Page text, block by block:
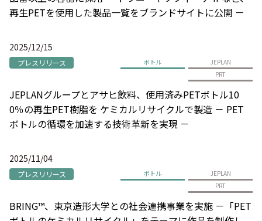
再生PETを使用した製品一覧をブランドサイトに公開 －
2025/12/15
プレスリリース ボトル
JEPLAN
PRT
JEPLANグループとアサヒ飲料、使用済みPETボトル10
0％の再生PET樹脂を ケミカルリサイクルで製造 － PET
ボトルの循環を加速する技術革新を実現 －
2025/11/04
プレスリリース ボトル
JEPLAN
PRT
BRING™、東京造形大学との社会連携事業を実施 －「PET